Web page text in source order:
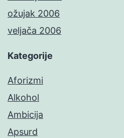
ožujak 2006
veljača 2006
Kategorije
Aforizmi
Alkohol
Ambicija
Apsurd